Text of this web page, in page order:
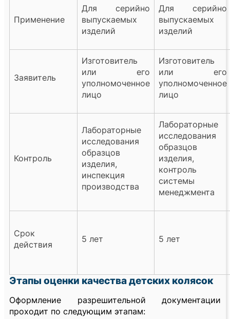
Применение
Для серийно
выпускаемых
изделий
Для серийно
выпускаемых
изделий
Заявитель
Изготовитель
или его
уполномоченное
лицо
Изготовитель
или его
уполномоченное
лицо
Контроль
Лабораторные
исследования
образцов
изделия,
инспекция
производства
Лабораторные
исследования
образцов
изделия,
контроль
системы
менеджмента
Срок
действия
5 лет 5 лет
Этапы оценки качества детских колясок
Оформление разрешительной документации
проходит по следующим этапам: